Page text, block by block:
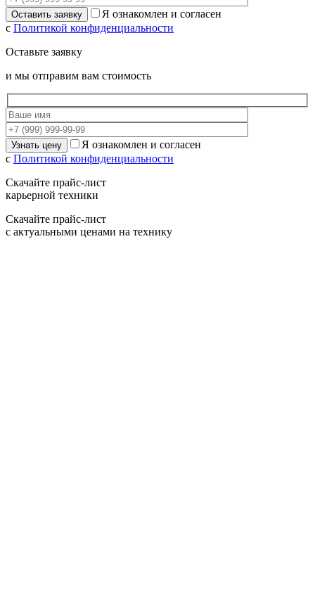
Я ознакомлен и согласен
с Политикой конфиденциальности
Оставьте заявку
и мы отправим вам стоимость
Я ознакомлен и согласен
с Политикой конфиденциальности
Скачайте прайс-лист
карьерной техники
Скачайте прайс-лист
с актуальными ценами на технику